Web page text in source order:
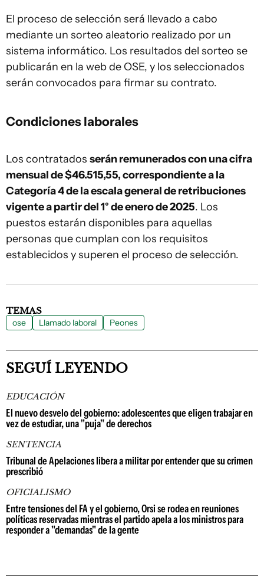
El proceso de selección será llevado a cabo
mediante un sorteo aleatorio realizado por un
sistema informático. Los resultados del sorteo se
publicarán en la web de OSE, y los seleccionados
serán convocados para firmar su contrato.
Condiciones laborales
Los contratados serán remunerados con una cifra
mensual de $46.515,55, correspondiente a la
Categoría 4 de la escala general de retribuciones
vigente a partir del 1° de enero de 2025. Los
puestos estarán disponibles para aquellas
personas que cumplan con los requisitos
establecidos y superen el proceso de selección.
TEMAS
ose Llamado laboral Peones
SEGUÍ LEYENDO
EDUCACIÓN
El nuevo desvelo del gobierno: adolescentes que eligen trabajar en
vez de estudiar, una "puja" de derechos
SENTENCIA
Tribunal de Apelaciones libera a militar por entender que su crimen
prescribió
OFICIALISMO
Entre tensiones del FA y el gobierno, Orsi se rodea en reuniones
políticas reservadas mientras el partido apela a los ministros para
responder a "demandas" de la gente